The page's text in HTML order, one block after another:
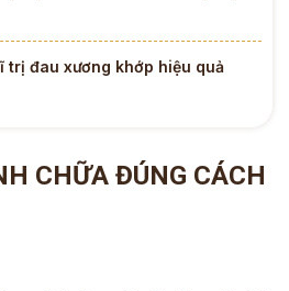
trị đau xương khớp hiệu quả
CHỮA ĐÚNG CÁCH